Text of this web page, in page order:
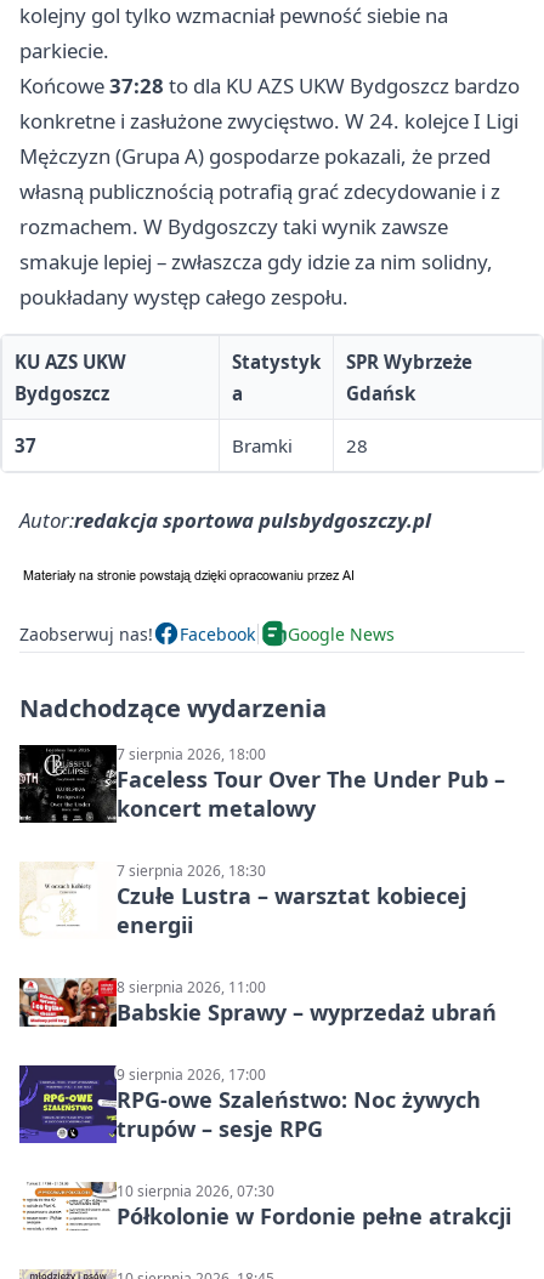
kolejny gol tylko wzmacniał pewność siebie na
parkiecie.
Końcowe37:28 to dla KU AZS UKW Bydgoszcz bardzo
konkretne i zasłużone zwycięstwo. W 24. kolejce I Ligi
Mężczyzn (Grupa A) gospodarze pokazali, że przed
własną publicznością potrafią grać zdecydowanie i z
rozmachem. W Bydgoszczy taki wynik zawsze
smakuje lepiej – zwłaszcza gdy idzie za nim solidny,
poukładany występ całego zespołu.
KU AZS UKW
Bydgoszcz
Statystyk
a
SPR Wybrzeże
Gdańsk
37 Bramki 28
Autor:redakcja sportowa pulsbydgoszczy.pl
Zaobserwuj nas! Facebook Google News
Nadchodzące wydarzenia
7 sierpnia 2026, 18:00
Faceless Tour Over The Under Pub –
koncert metalowy
7 sierpnia 2026, 18:30
Czułe Lustra – warsztat kobiecej
energii
8 sierpnia 2026, 11:00
Babskie Sprawy – wyprzedaż ubrań
9 sierpnia 2026, 17:00
RPG-owe Szaleństwo: Noc żywych
trupów – sesje RPG
10 sierpnia 2026, 07:30
Półkolonie w Fordonie pełne atrakcji